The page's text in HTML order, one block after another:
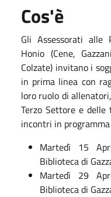
Cos'è
Gli Assessorati alle
Honio (Cene,
Colzate) invitano i
in prima linea con
loro ruolo di
Terzo Settore e
incontri in
Martedì 15
Biblioteca di
Martedì 29
Biblioteca di